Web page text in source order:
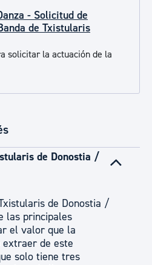
- Solicitud de
de Txistularis
solicitar la actuación de la
de Donostia /
de Donostia /
las principales
el valor que la
extraer de este
solo tiene tres